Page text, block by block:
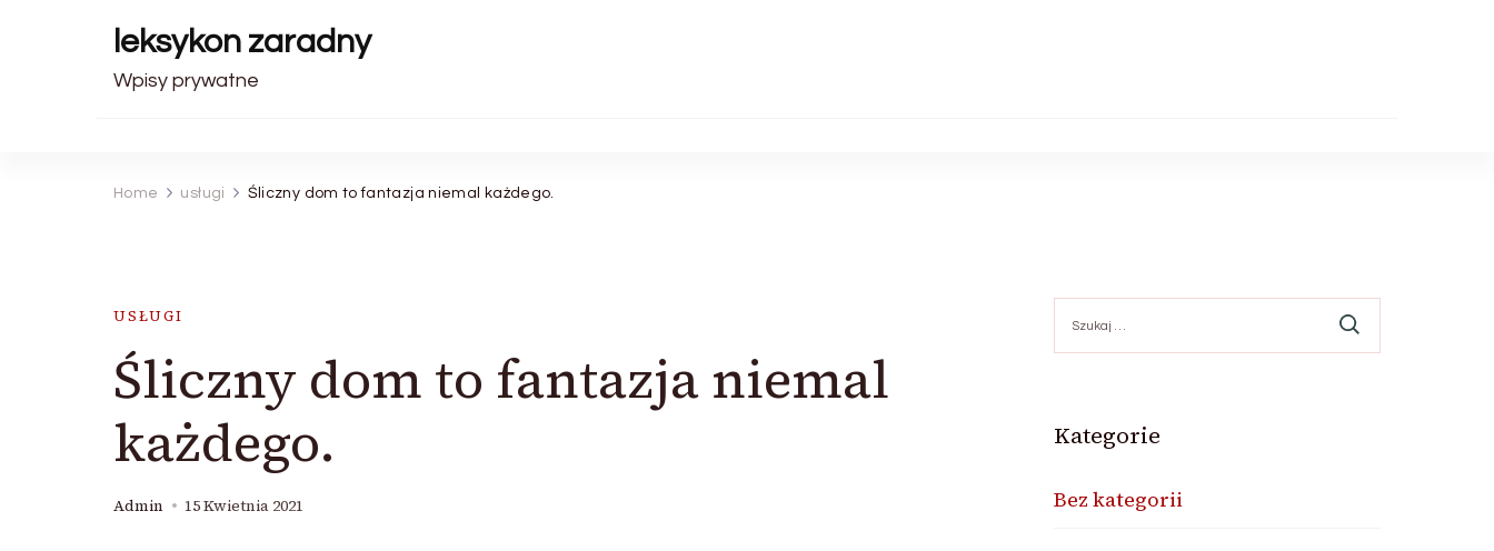
leksykon zaradny
Wpisy prywatne
Home usługi Śliczny dom to fantazja niemal każdego.
USŁUGI
Śliczny dom to fantazja niemal
każdego.
Admin 15 Kwietnia 2021
Kategorie
Bez kategorii